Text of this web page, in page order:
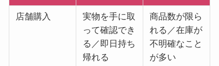
店舗購入
実物を手に取
って確認でき
る／即日持ち
帰れる
商品数が限ら
れる／在庫が
不明確なこと
が多い